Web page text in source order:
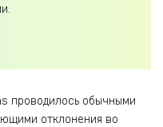
проводилось обычными
отклонения во